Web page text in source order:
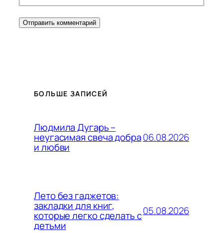
БОЛЬШЕ ЗАПИСЕЙ
Людмила Дугарь –
неугасимая свеча добра
и любви
06.08.2026
Лето без гаджетов:
закладки для книг,
которые легко сделать с
детьми
05.08.2026